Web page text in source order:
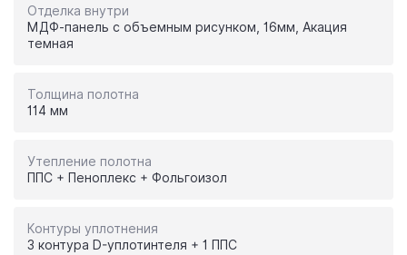
Отделка внутри
МДФ-панель с объемным рисунком, 16мм, Акация
темная
Толщина полотна
114 мм
Утепление полотна
ППС + Пеноплекс + Фольгоизол
Контуры уплотнения
3 контура D-уплотинтеля + 1 ППС